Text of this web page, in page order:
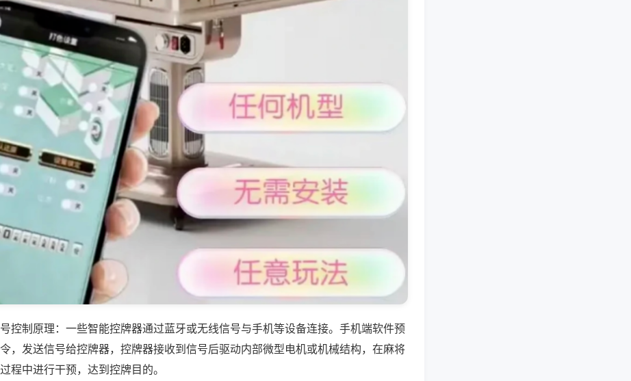
控制原理：一些智能控牌器通过蓝牙或无线信号与手机等设备连接。手机端软件预
，发送信号给控牌器，控牌器接收到信号后驱动内部微型电机或机械结构，在麻将
程中进行干预，达到控牌目的。